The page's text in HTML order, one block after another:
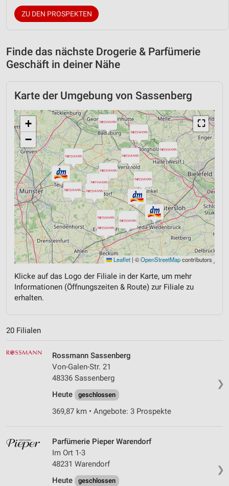
ZU DEN PROSPEKTEN
Finde das nächste Drogerie & Parfümerie
Geschäft in deiner Nähe
Karte der Umgebung von Sassenberg
⛶
+
−
Leaflet | ©OpenStreetMapcontributors
Klicke auf das Logo der Filiale in der Karte, um mehr
Informationen (Öffnungszeiten & Route) zur Filiale zu
erhalten.
20 Filialen
❯
Rossmann Sassenberg
Von-Galen-Str. 21
48336 Sassenberg
Heute
geschlossen
369,87 km • Angebote: 3 Prospekte
❯
Parfümerie Pieper Warendorf
Im Ort 1-3
48231 Warendorf
Heute
geschlossen